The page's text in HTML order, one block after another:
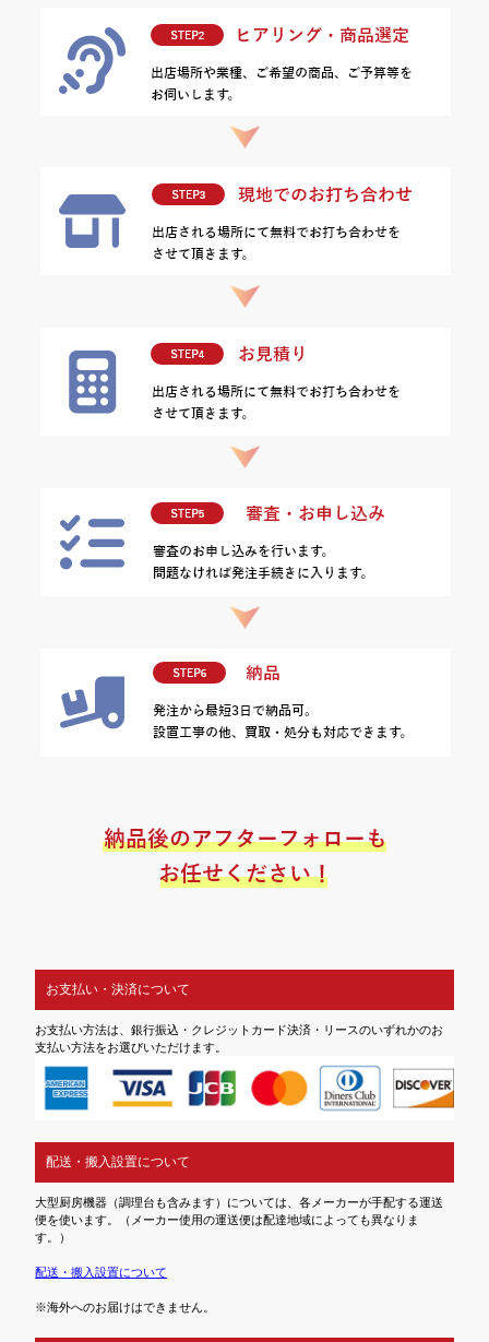
お支払い・決済について
お支払い方法は、銀行振込・クレジットカード決済・リースのいずれかのお
支払い方法をお選びいただけます。
配送・搬入設置について
大型厨房機器（調理台も含みます）については、各メーカーが手配する運送
便を使います。（メーカー使用の運送便は配達地域によっても異なりま
す。）
配送・搬入設置について
※海外へのお届けはできません。